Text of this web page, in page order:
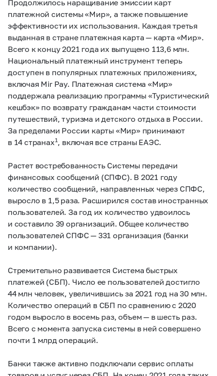
Продолжилось наращивание эмиссии карт
платежной системы «Мир», а также повышение
эффективности их использования. Каждая третья
выданная в стране платежная карта — карта «Мир».
Всего к концу 2021 года их выпущено 113,6 млн.
Национальный платежный инструмент теперь
доступен в популярных платежных приложениях,
включая Mir Pay. Платежная система «Мир»
поддержала реализацию программы «Туристический
кешбэк» по возврату гражданам части стоимости
путешествий, туризма и детского отдыха в России.
За пределами России карты «Мир» принимают
в 14 странах1, включая все страны ЕАЭС.
Растет востребованность Системы передачи
финансовых сообщений (СПФС). В 2021 году
количество сообщений, направленных через СПФС,
выросло в 1,5 раза. Расширился состав иностранных
пользователей. За год их количество удвоилось
и составило 39 организаций. Общее количество
пользователей СПФС — 331 организация (банки
и компании).
Стремительно развивается Система быстрых
платежей (СБП). Число ее пользователей достигло
44 млн человек, увеличившись за 2021 год на 30 млн.
Количество операций в СБП по сравнению с 2020
годом выросло в восемь раз, объем — в шесть раз.
Всего с момента запуска системы в ней совершено
почти 1 млрд операций.
Банки также активно подключали сервис оплаты